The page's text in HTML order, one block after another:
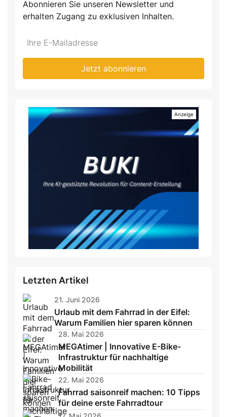
Abonnieren Sie unseren Newsletter und
erhalten Zugang zu exklusiven Inhalten.
Do
fill
*Ihre
Mailadresse:
Jetzt abonnieren
Letzten Artikel
21. Juni 2026
Urlaub mit dem Fahrrad in der Eifel:
Warum Familien hier sparen können
28. Mai 2026
MEGAtimer | Innovative E-Bike-
Infrastruktur für nachhaltige
Mobilität
22. Mai 2026
Fahrrad saisonreif machen: 10 Tipps
für deine erste Fahrradtour